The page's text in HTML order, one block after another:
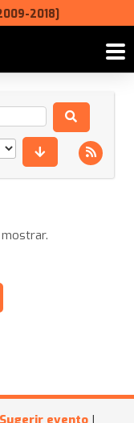
2018]
Sugerir evento |